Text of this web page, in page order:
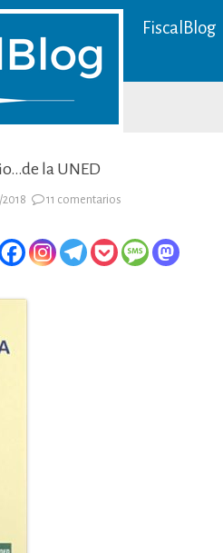
FiscalBlog
la UNED
11 comentarios
en
el
ojo